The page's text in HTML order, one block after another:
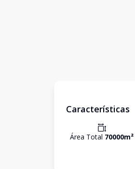
Características
Área Total 70000m²